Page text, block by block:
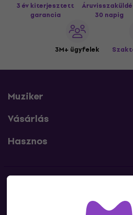
3 év kiterjesztett
garancia
30 napig
3M+ ügyfelek
Muziker
Vásárlás
Hasznos
Lépj kapcsolatba